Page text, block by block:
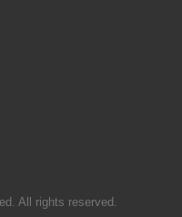
All rights reserved.